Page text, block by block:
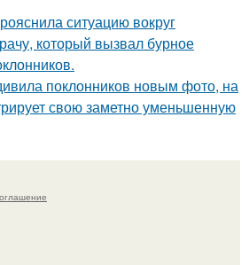
ситуацию вокруг
который вызвал бурное
поклонников новым фото, на
свою заметно уменьшенную